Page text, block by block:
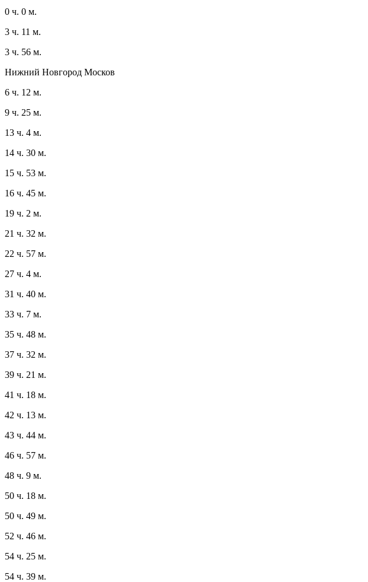
0 ч. 0 м.
3 ч. 11 м.
3 ч. 56 м.
Нижний Новгород Москов
6 ч. 12 м.
9 ч. 25 м.
13 ч. 4 м.
14 ч. 30 м.
15 ч. 53 м.
16 ч. 45 м.
19 ч. 2 м.
21 ч. 32 м.
22 ч. 57 м.
27 ч. 4 м.
31 ч. 40 м.
33 ч. 7 м.
35 ч. 48 м.
37 ч. 32 м.
39 ч. 21 м.
41 ч. 18 м.
42 ч. 13 м.
43 ч. 44 м.
46 ч. 57 м.
48 ч. 9 м.
50 ч. 18 м.
50 ч. 49 м.
52 ч. 46 м.
54 ч. 25 м.
54 ч. 39 м.